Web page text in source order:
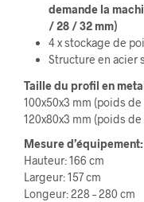
demande la
/ 28 / 32 mm)
4 x stockage de
Structure en acier
Taille du profil en
100x50x3 mm (poids
120x80x3 mm (poids
Mesure d’équipement:
Hauteur: 166 cm
Largeur: 157 cm
Longeur: 228 – 280 cm